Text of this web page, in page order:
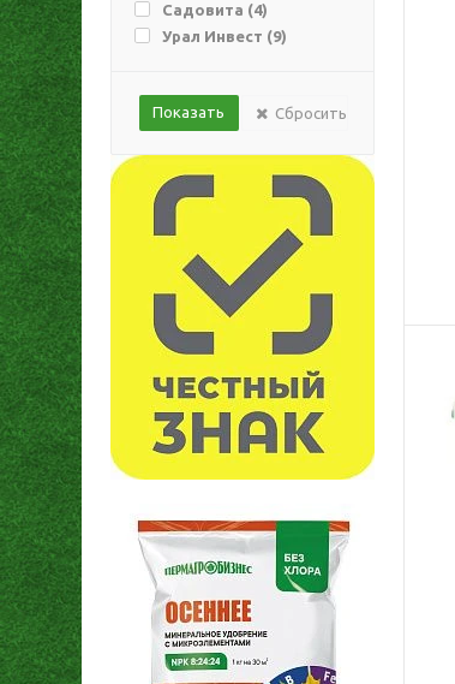
Садовита (4)
Урал Инвест (9)
Сбросить